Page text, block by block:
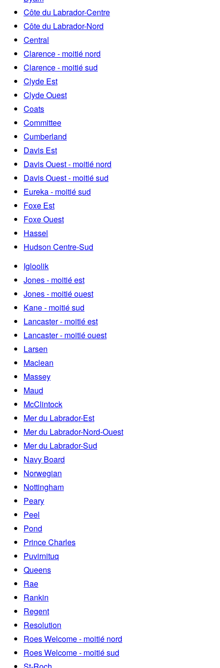
Côte du Labrador-Centre
Côte du Labrador-Nord
Central
Clarence - moitié nord
Clarence - moitié sud
Clyde Est
Clyde Ouest
Coats
Committee
Cumberland
Davis Est
Davis Ouest - moitié nord
Davis Ouest - moitié sud
Eureka - moitié sud
Foxe Est
Foxe Ouest
Hassel
Hudson Centre-Sud
Igloolik
Jones - moitié est
Jones - moitié ouest
Kane - moitié sud
Lancaster - moitié est
Lancaster - moitié ouest
Larsen
Maclean
Massey
Maud
McClintock
Mer du Labrador-Est
Mer du Labrador-Nord-Ouest
Mer du Labrador-Sud
Navy Board
Norwegian
Nottingham
Peary
Peel
Pond
Prince Charles
Puvirnituq
Queens
Rae
Rankin
Regent
Resolution
Roes Welcome - moitié nord
Roes Welcome - moitié sud